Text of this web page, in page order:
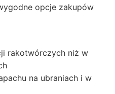
opcje zakupów
rakotwórczych niż w
na ubraniach i w